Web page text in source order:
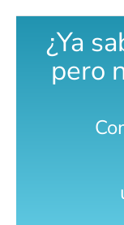
¿Ya
pero